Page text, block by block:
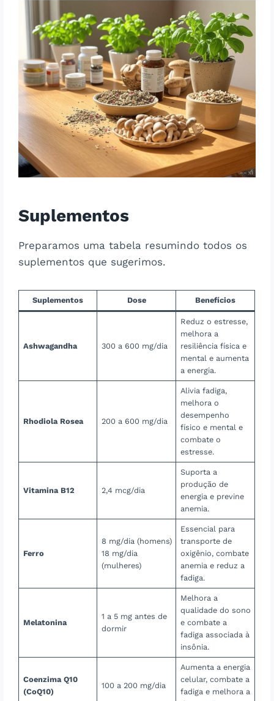
Suplementos
Preparamos uma tabela resumindo todos os
suplementos que sugerimos.
Suplementos Dose Benefícios
Ashwagandha 300 a 600 mg/dia
Reduz o estresse,
melhora a
resiliência física e
mental e aumenta
a energia.
Rhodiola Rosea 200 a 600 mg/dia
Alivia fadiga,
melhora o
desempenho
físico e mental e
combate o
estresse.
Vitamina B12 2,4 mcg/dia
Suporta a
produção de
energia e previne
anemia.
Ferro
8 mg/dia (homens)
18 mg/dia
(mulheres)
Essencial para
transporte de
oxigênio, combate
anemia e reduz a
fadiga.
Melatonina
1 a 5 mg antes de
dormir
Melhora a
qualidade do sono
e combate a
fadiga associada à
insônia.
Coenzima Q10
(CoQ10)
100 a 200 mg/dia
Aumenta a energia
celular, combate a
fadiga e melhora a